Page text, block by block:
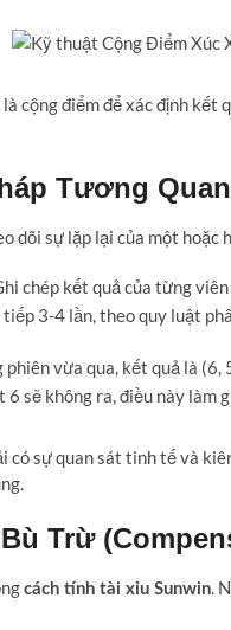
là cộng điểm để xác định
Tương
dõi sự lặp lại của một hoặc
chép kết quả của từng
3-4 lần, theo quy luật
phiên vừa qua, kết quả là (6,
sẽ không ra, điều này làm
có sự quan sát tinh tế và
Trừ
cách tính tài xỉu Sunwin.